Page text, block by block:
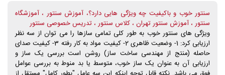
از نظر صدا تایید کنند و با این حال معمولا دل هنرجویان با سازی است که
ظاهر آن را پسندیده اند که اغلب اوقات با سازی که استاد برای آنها انتخاب
می کند متفاوت است و حتا برخی از هنرجویان حاضرند قیمت بسیار زیادی
را برای سازی که آن را از لحاظ ظاهر پسندیده اند بپردازند. با وجود اینکه
شاید بعضی نوازندگانی که مدت بیشتری کار کرده اند و با صدای ساز خوب
آشنایی بیشتری دارند به هنرجویان تازه وارد می گویند مثلا این ساز، ساز
سنتور خوب و باکیفیت چه ویژگی هایی دارد؟، آموزش سنتور ، آموزشگاه
سنتور ، آموزش سنتور تهران ، کلاس سنتور ، تدریس خصوصی سنتور
ویژگی های سنتور خوب به طور کلی تمامی سازها را می توان از سه نظر
ارزیابی کرد: 1- وضعیت ظاهری 2- کیفیت مواد به کار رفته 3- کیفیت صدای
حاصله (منتج از مهندسی ساخت ساز) روشن است بررسی یک ساز و
ارزیابی آن به عنوان یک ساز خوب، متوسط یا بد منوط به بررسی عوامل